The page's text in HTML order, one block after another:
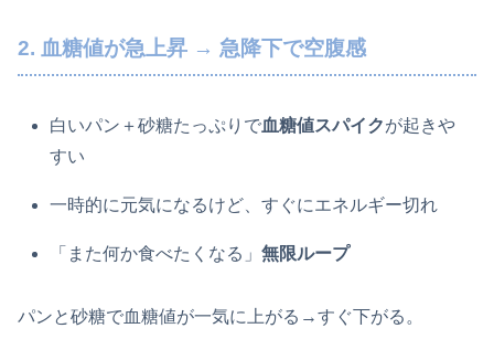
2. 血糖値が急上昇 → 急降下で空腹感
白いパン＋砂糖たっぷりで血糖値スパイクが起きや
すい
一時的に元気になるけど、すぐにエネルギー切れ
「また何か食べたくなる」無限ループ
パンと砂糖で血糖値が一気に上がる→すぐ下がる。